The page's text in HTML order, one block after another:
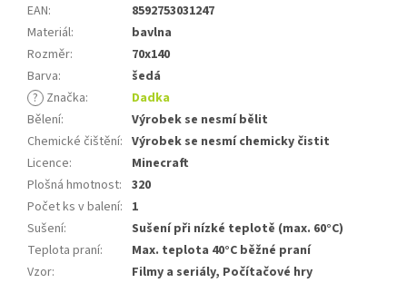
EAN:
8592753031247
Materiál:
bavlna
Rozměr:
70x140
Barva:
šedá
? Značka:
Dadka
Bělení:
Výrobek se nesmí bělit
Chemické čištění: Výrobek se nesmí chemicky čistit
Licence:
Minecraft
Plošná hmotnost: 320
Počet ks v balení: 1
Sušení:
Sušení při nízké teplotě (max. 60°C)
Teplota praní:
Max. teplota 40°C běžné praní
Vzor:
Filmy a seriály, Počítačové hry